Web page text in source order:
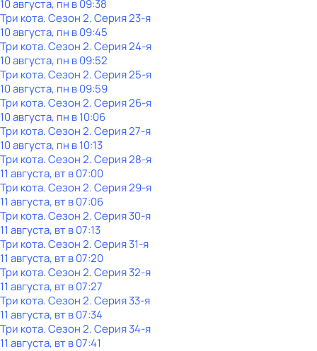
10 августа, пн в 09:38
Три кота. Сезон 2. Серия 23-я
10 августа, пн в 09:45
Три кота. Сезон 2. Серия 24-я
10 августа, пн в 09:52
Три кота. Сезон 2. Серия 25-я
10 августа, пн в 09:59
Три кота. Сезон 2. Серия 26-я
10 августа, пн в 10:06
Три кота. Сезон 2. Серия 27-я
10 августа, пн в 10:13
Три кота. Сезон 2. Серия 28-я
11 августа, вт в 07:00
Три кота. Сезон 2. Серия 29-я
11 августа, вт в 07:06
Три кота. Сезон 2. Серия 30-я
11 августа, вт в 07:13
Три кота. Сезон 2. Серия 31-я
11 августа, вт в 07:20
Три кота. Сезон 2. Серия 32-я
11 августа, вт в 07:27
Три кота. Сезон 2. Серия 33-я
11 августа, вт в 07:34
Три кота. Сезон 2. Серия 34-я
11 августа, вт в 07:41